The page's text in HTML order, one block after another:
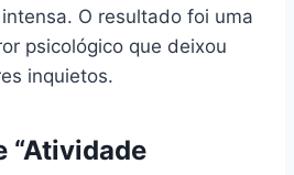
O resultado foi uma
psicológico que deixou
inquietos.
“Atividade